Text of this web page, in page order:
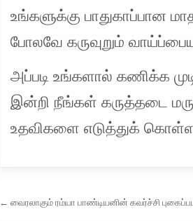
உங்களுக்கு பாதுகாப்பான
போலவே கருவுறும்
அப்படி உங்களால் கணிக்க
இன்றி நீங்கள் கருத்தடை
உதவிகளை எடுத்துக்
Post navigation
← வைரலாகும் ரம்யா பாண்டியனின் கவர்ச்சி